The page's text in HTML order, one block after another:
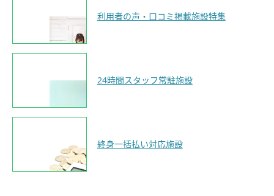
利用者の声・口コミ掲載施設特集
24時間スタッフ常駐施設
終身一括払い対応施設